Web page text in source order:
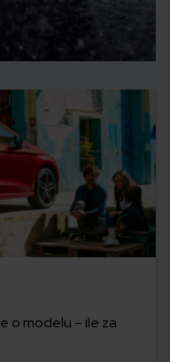
o modelu – ile za